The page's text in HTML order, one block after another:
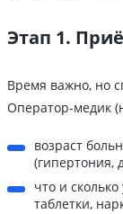
Этап 1.
Время важно, но
Оператор-медик
возраст
(гипертония,
что и
таблетки,